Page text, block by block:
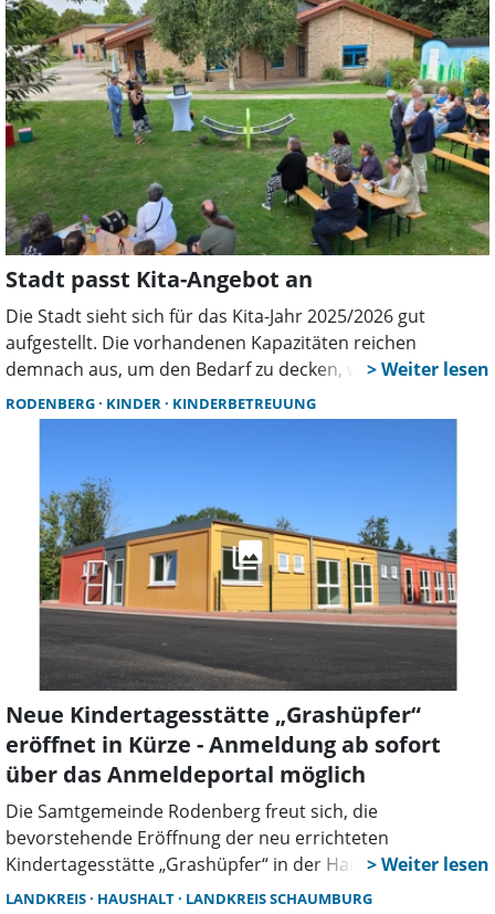
Stadt passt Kita-Angebot an
Die Stadt sieht sich für das Kita-Jahr 2025/2026 gut
aufgestellt. Die vorhandenen Kapazitäten reichen
demnach aus, um den Bedarf zu decken, wie es in
aktuellen Verwaltungsvorlagen heißt, die in die politische
Gremien zur Beratung gehen. Es bestehen aber
RODENBERG KINDER KINDERBETREUUNG
Neue Kindertagesstätte „Grashüpfer“
eröffnet in Kürze - Anmeldung ab sofort
über das Anmeldeportal möglich
Die Samtgemeinde Rodenberg freut sich, die
bevorstehende Eröffnung der neu errichteten
Kindertagesstätte „Grashüpfer“ in der Hans-Sachs-Straße
12a in Rodenberg bekannt zu geben. Voraussichtlich wird
LANDKREIS HAUSHALT LANDKREIS SCHAUMBURG